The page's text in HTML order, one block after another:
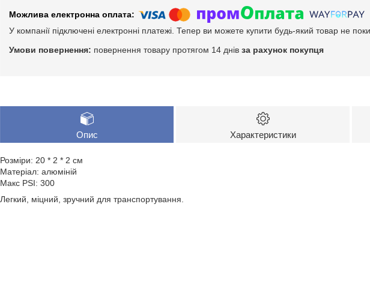
У компанії підключені електронні платежі. Тепер ви можете купити будь-який товар не
повернення товару протягом 14 днів за рахунок покупця
Опис Характеристики
Розміри: 20 * 2 * 2 см
Матеріал: алюміній
Макс PSI: 300
Легкий, міцний, зручний для транспортування.